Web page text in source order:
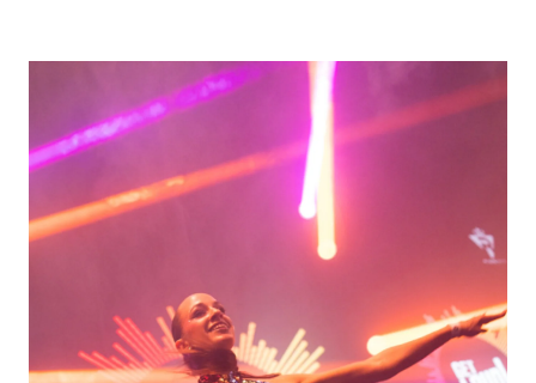
KULTURA & ZABAVA